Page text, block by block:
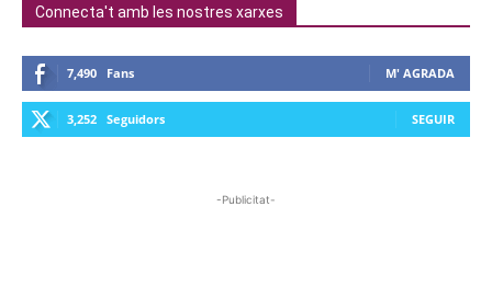
Connecta't amb les nostres xarxes
7,490 Fans M' AGRADA
3,252 Seguidors SEGUIR
-Publicitat-